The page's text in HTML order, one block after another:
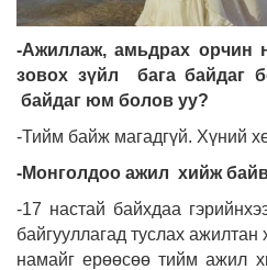
-Ажиллаж, амьдрах орчин
зовох зүйл бага байдаг
байдаг юм болов уу?
-Тийм байж магадгүй. Хүний
-Монголдоо ажил хийж
-17 настай байхдаа
байгуул­лагад туслах
намайг ерөөсөө тийм ажил